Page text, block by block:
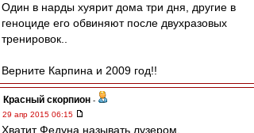
Один в нарды хуярит дома три дня, другие в
геноциде его обвиняют после двухразовых
тренировок..
Верните Карпина и 2009 год!!
Красный скорпион -
29 апр 2015 06:15
Хватит Федуна называть лузером.